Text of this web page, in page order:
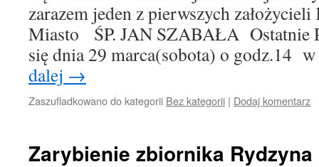
zarazem jeden z pierwszych
Miasto ŚP. JAN SZABAŁA Ostatnie
się dnia 29 marca(sobota) o godz.14
dalej →
Zaszufladkowano do kategorii Bez kategorii | Dodaj komentarz
Zarybienie zbiornika Rydzyna